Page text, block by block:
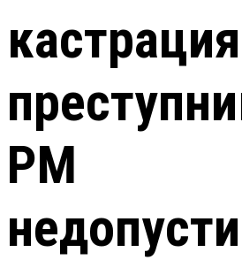
кастрация
РМ